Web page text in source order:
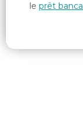
le prêt